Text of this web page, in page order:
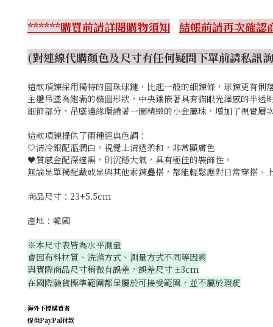
******購買前請詳閱購物須知
結帳前請再次確
(對連線代購顏色及尺寸有任何疑問下單前請私
這款項鍊採用獨特的圓珠球鏈，比起一般的細鍊條，球鍊更有俐
主體吊墜為飽滿的橢圓形狀，中央鑲嵌著具有貓眼光澤感的半透
細節部分，吊墜邊緣環繞著一圈精緻的小金屬珠，增加了視覺層
這款項鍊提供了兩種經典色調：
🤍清冷銀配溫潤白，視覺上清透柔和，非常顯膚色
🖤質感金配深邃黑，則沉穩大氣，具有極佳的裝飾性。
無論是單獨配戴或是與其他素鍊疊搭，都能輕鬆應對日常穿搭、
商品尺寸：23+5.5cm
產地：韓國
※本尺寸表皆為水平測量
會因布料材質、洗滌方式、測量方式不同等因素
與實際商品尺寸稍微有誤差，誤差尺寸 ±3cm
在國際驗貨標準範圍都是屬於可接受範圍，並不屬於瑕疵
海外下標購賣者
提供PayPal付款